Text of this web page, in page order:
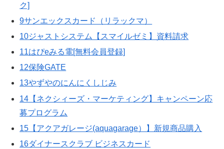
ク]
9サンエックスカード（リラックマ）
10ジャストシステム【スマイルゼミ】資料請求
11はぴeみる電[無料会員登録]
12保険GATE
13やずやのにんにくしじみ
14【ネクシィーズ・マーケティング】キャンペーン応
募プログラム
15【アクアガレージ(aquagarage）】新規商品購入
16ダイナースクラブ ビジネスカード